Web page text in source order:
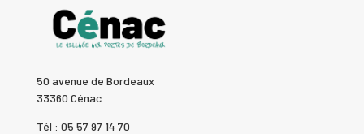
50 avenue de Bordeaux
33360 Cénac
Tél : 05 57 97 14 70